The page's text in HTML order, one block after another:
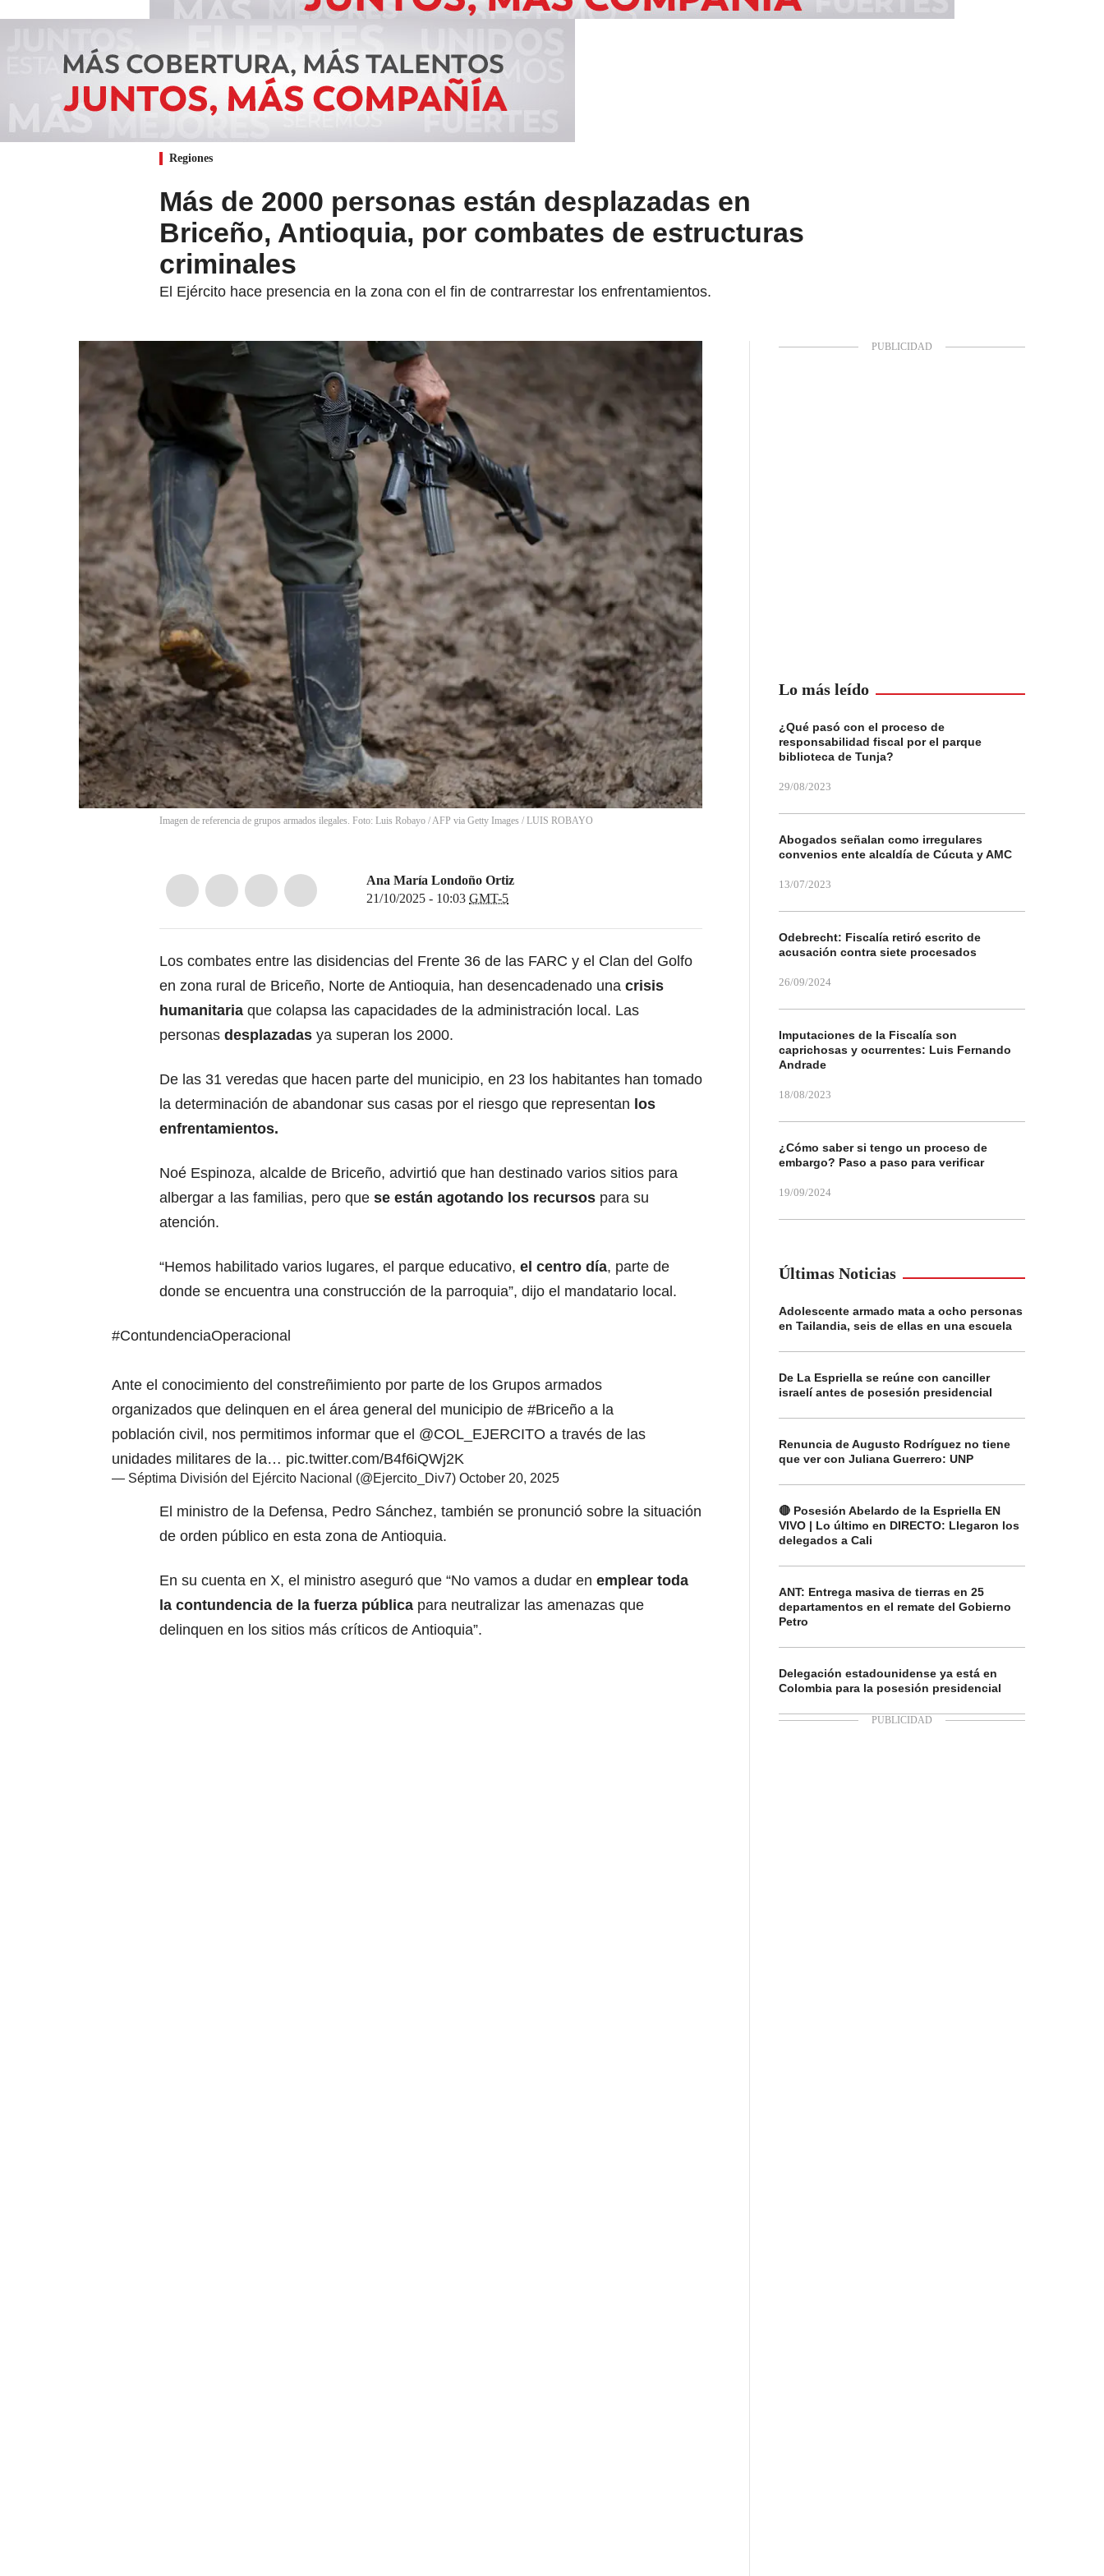
Regiones
Más de 2000 personas están desplazadas en
Briceño, Antioquia, por combates de estructuras
criminales
El Ejército hace presencia en la zona con el fin de contrarrestar los enfrentamientos.
Imagen de referencia de grupos armados ilegales. Foto: Luis Robayo / AFP via Getty Images / LUIS ROBAYO
Ana María Londoño Ortiz
21/10/2025 - 10:03 GMT-5
Los combates entre las disidencias del Frente 36 de las FARC y el Clan del Golfo
en zona rural de Briceño, Norte de Antioquia, han desencadenado una crisis
humanitaria que colapsa las capacidades de la administración local. Las
personas desplazadas ya superan los 2000.
De las 31 veredas que hacen parte del municipio, en 23 los habitantes han tomado
la determinación de abandonar sus casas por el riesgo que representan los
enfrentamientos.
Noé Espinoza, alcalde de Briceño, advirtió que han destinado varios sitios para
albergar a las familias, pero que se están agotando los recursos para su
atención.
“Hemos habilitado varios lugares, el parque educativo, el centro día, parte de
donde se encuentra una construcción de la parroquia”, dijo el mandatario local.
#ContundenciaOperacional
Ante el conocimiento del constreñimiento por parte de los Grupos armados
organizados que delinquen en el área general del municipio de #Briceño a la
población civil, nos permitimos informar que el @COL_EJERCITO a través de las
unidades militares de la… pic.twitter.com/B4f6iQWj2K
— Séptima División del Ejército Nacional (@Ejercito_Div7) October 20, 2025
El ministro de la Defensa, Pedro Sánchez, también se pronunció sobre la situación
de orden público en esta zona de Antioquia.
En su cuenta en X, el ministro aseguró que “No vamos a dudar en emplear toda
la contundencia de la fuerza pública para neutralizar las amenazas que
delinquen en los sitios más críticos de Antioquia”.
Lo más leído
¿Qué pasó con el proceso de
responsabilidad fiscal por el parque
biblioteca de Tunja?
29/08/2023
Abogados señalan como irregulares
convenios ente alcaldía de Cúcuta y AMC
13/07/2023
Odebrecht: Fiscalía retiró escrito de
acusación contra siete procesados
26/09/2024
Imputaciones de la Fiscalía son
caprichosas y ocurrentes: Luis Fernando
Andrade
18/08/2023
¿Cómo saber si tengo un proceso de
embargo? Paso a paso para verificar
19/09/2024
Últimas Noticias
Adolescente armado mata a ocho personas
en Tailandia, seis de ellas en una escuela
De La Espriella se reúne con canciller
israelí antes de posesión presidencial
Renuncia de Augusto Rodríguez no tiene
que ver con Juliana Guerrero: UNP
🔴 Posesión Abelardo de la Espriella EN
VIVO | Lo último en DIRECTO: Llegaron los
delegados a Cali
ANT: Entrega masiva de tierras en 25
departamentos en el remate del Gobierno
Petro
Delegación estadounidense ya está en
Colombia para la posesión presidencial